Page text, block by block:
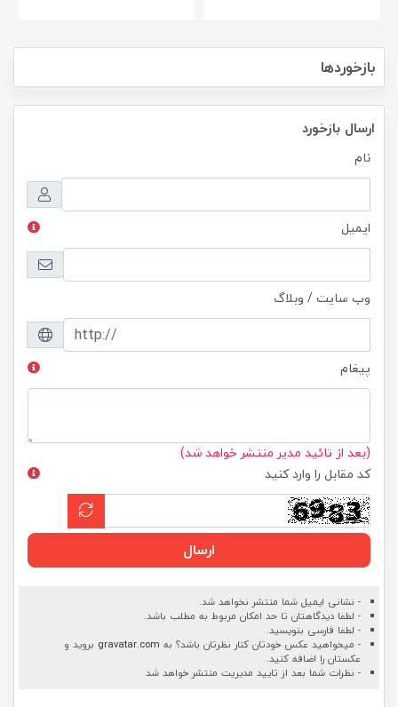
بازخوردها
ارسال بازخورد
نام
ایمیل
وب سایت / وبلاگ
پیغام
(بعد از تائید مدیر منتشر خواهد شد)
کد مقابل را وارد کنید
ارسال
- نشانی ایمیل شما منتشر نخواهد شد.
- لطفا دیدگاهتان تا حد امکان مربوط به مطلب باشد.
- لطفا فارسی بنویسید.
- میخواهید عکس خودتان کنار نظرتان باشد؟ به gravatar.com بروید و
عکستان را اضافه کنید.
- نظرات شما بعد از تایید مدیریت منتشر خواهد شد